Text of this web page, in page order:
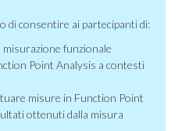
di consentire ai partecipanti di:
misurazione funzionale
Point Analysis a contesti
misure in Function Point
ottenuti dalla misura